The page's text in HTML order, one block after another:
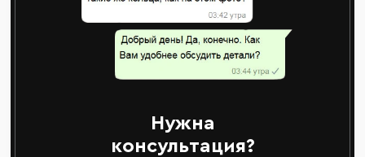
Нужна
консультация?